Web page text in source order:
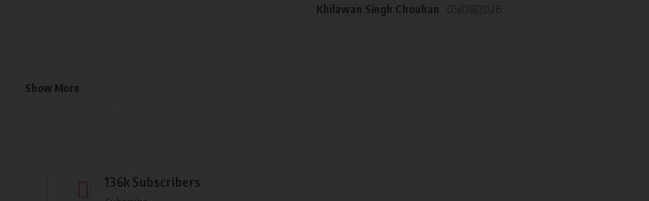
Khilawan Singh Chouhan
Show More
136k Subscribers